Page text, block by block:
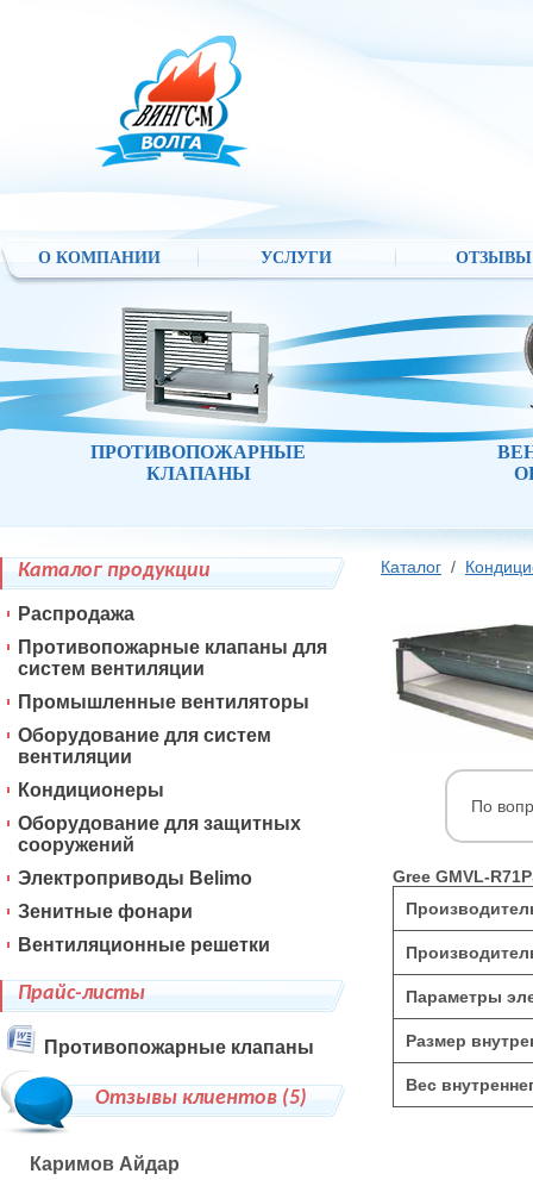
О КОМПАНИИ УСЛУГИ ОТЗЫВЫ
ПРОТИВОПОЖАРНЫЕ
КЛАПАНЫ
Каталог /
По
Gree GMVL-
Параметры
Размер
Вес
Каталог продукции
Распродажа
Противопожарные клапаны для
систем вентиляции
Промышленные вентиляторы
Оборудование для систем
вентиляции
Кондиционеры
Оборудование для защитных
сооружений
Электроприводы Belimo
Зенитные фонари
Вентиляционные решетки
Прайс-листы
Противопожарные клапаны
Отзывы клиентов (5)
Каримов Айдар